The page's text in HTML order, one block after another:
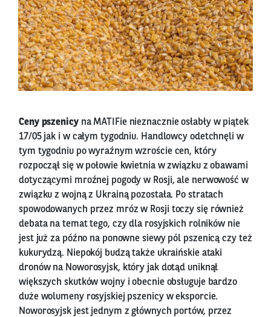
Ceny pszenicyna MATIFie nieznacznie osłabły w piątek
17/05 jak i w całym tygodniu. Handlowcy odetchnęli w
tym tygodniu po wyraźnym wzroście cen, który
rozpoczął się w połowie kwietnia w związku z obawami
dotyczącymi mroźnej pogody w Rosji, ale nerwowość w
związku z wojną z Ukrainą pozostała. Po stratach
spowodowanych przez mróz w Rosji toczy się również
debata na temat tego, czy dla rosyjskich rolników nie
jest już za późno na ponowne siewy pól pszenicą czy też
kukurydzą. Niepokój budzą także ukraińskie ataki
dronów na Noworosyjsk, który jak dotąd uniknął
większych skutków wojny i obecnie obsługuje bardzo
duże wolumeny rosyjskiej pszenicy w eksporcie.
Noworosyjsk jest jednym z głównych portów, przez